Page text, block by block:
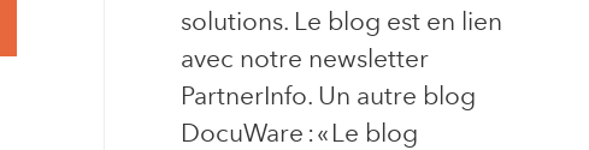
solutions. Le blog est en lien
avec notre newsletter
PartnerInfo. Un autre blog
DocuWare : « Le blog